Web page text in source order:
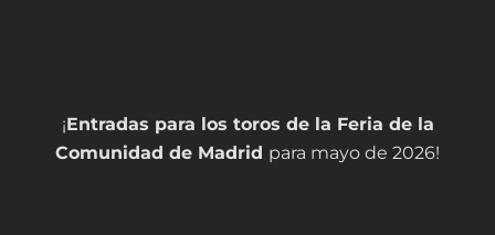
¡Entradas para los toros de la Feria de la
Comunidad de Madrid para mayo de 2026!